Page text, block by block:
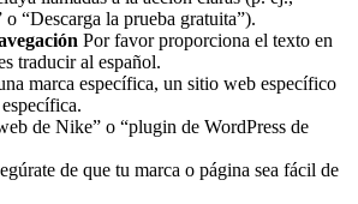
o “Descarga la prueba gratuita”).
Por favor proporciona el texto en
traducir al español.
marca específica, un sitio web específico
de Nike” o “plugin de WordPress de
de que tu marca o página sea fácil de